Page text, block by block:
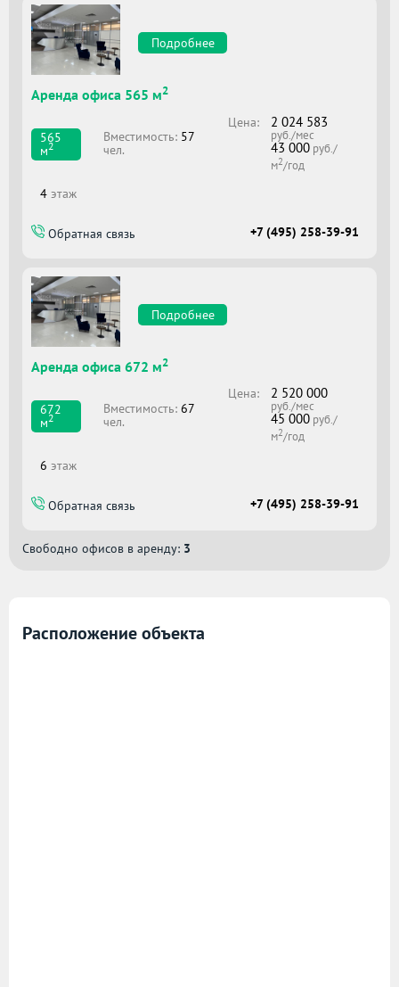
Подробнее
Аренда офиса 565 м2
565
м2
Вместимоcть: 57
чел.
Цена: 2 024 583
руб./мес
43 000руб./
м2/год
4 этаж
Обратная связь +7 (495) 258-39-91
Подробнее
Аренда офиса 672 м2
672
м2
Вместимоcть: 67
чел.
Цена: 2 520 000
руб./мес
45 000руб./
м2/год
6 этаж
Обратная связь +7 (495) 258-39-91
Свободно офисов в аренду: 3
Расположение объекта